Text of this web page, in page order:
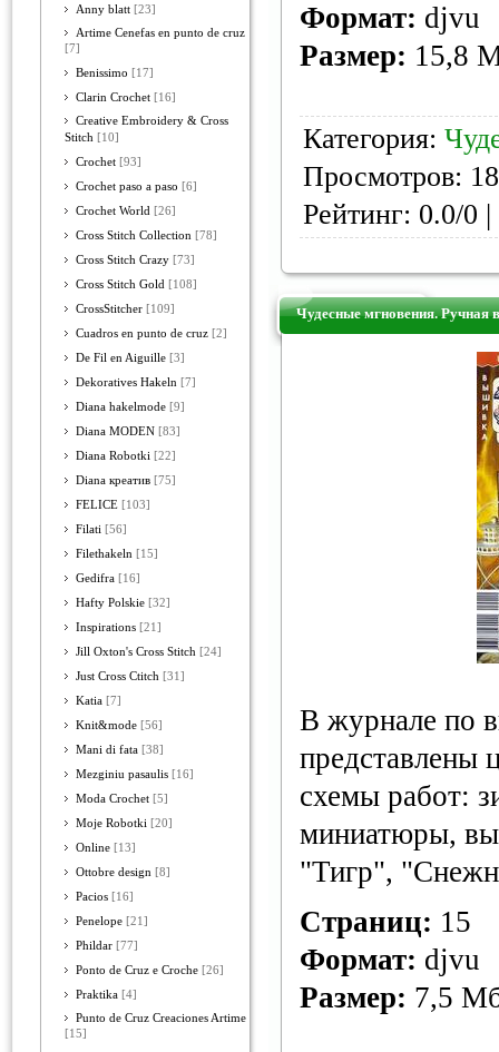
Anny blatt [23]
Artime Cenefas en punto de cruz
[7]
Benissimo [17]
Clarin Crochet [16]
Creative Embroidery & Cross
Stitch [10]
Crochet [93]
Crochet paso a paso [6]
Crochet World [26]
Cross Stitch Collection [78]
Cross Stitch Crazy [73]
Cross Stitch Gold [108]
CrossStitcher [109]
Cuadros en punto de cruz [2]
De Fil en Aiguille [3]
Dekoratives Hakeln [7]
Diana hakelmode [9]
Diana MODEN [83]
Diana Robotki [22]
Diana креатив [75]
FELICE [103]
Filati [56]
Filethakeln [15]
Gedifra [16]
Hafty Polskie [32]
Inspirations [21]
Jill Oxton's Cross Stitch [24]
Just Cross Ctitch [31]
Katia [7]
Knit&mode [56]
Mani di fata [38]
Mezginiu pasaulis [16]
Moda Crochet [5]
Moje Robotki [20]
Online [13]
Ottobre design [8]
Pacios [16]
Penelope [21]
Phildar [77]
Ponto de Cruz e Croche [26]
Praktika [4]
Punto de Cruz Creaciones Artime
[15]
Формат: djvu
Размер: 15,8
Категория:
Просмотров:
Рейтинг: 0.0/0 |
Чудесные мгновения.
В журнале по
представлены
схемы работ:
миниатюры,
"Тигр",
Страниц: 15
Формат: djvu
Размер: 7,5